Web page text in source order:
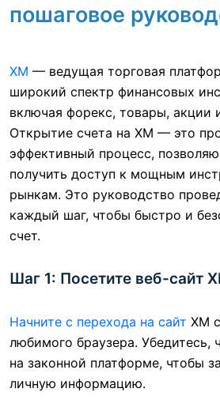
пошаговое
XM — ведущая торговая
широкий спектр финансовых
включая форекс, товары, акции
Открытие счета на XM — это
эффективный процесс,
получить доступ к мощным
рынкам. Это руководство
каждый шаг, чтобы быстро и
счет.
Шаг 1: Посетите веб-сайт
Начните с перехода на сайт XM
любимого браузера. Убедитесь,
на законной платформе, чтобы
личную информацию.